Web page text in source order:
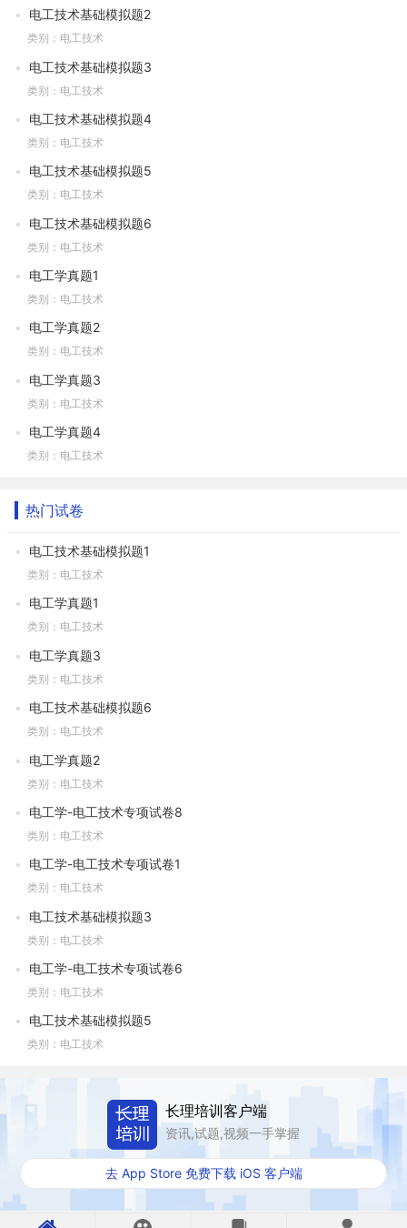
电工技术基础模拟题2
类别：电工技术
电工技术基础模拟题3
类别：电工技术
电工技术基础模拟题4
类别：电工技术
电工技术基础模拟题5
类别：电工技术
电工技术基础模拟题6
类别：电工技术
电工学真题1
类别：电工技术
电工学真题2
类别：电工技术
电工学真题3
类别：电工技术
电工学真题4
类别：电工技术
热门试卷
电工技术基础模拟题1
类别：电工技术
电工学真题1
类别：电工技术
电工学真题3
类别：电工技术
电工技术基础模拟题6
类别：电工技术
电工学真题2
类别：电工技术
电工学-电工技术专项试卷8
类别：电工技术
电工学-电工技术专项试卷1
类别：电工技术
电工技术基础模拟题3
类别：电工技术
电工学-电工技术专项试卷6
类别：电工技术
电工技术基础模拟题5
类别：电工技术
长理培训客户端
资讯,试题,视频一手掌握
去 App Store 免费下载 iOS 客户端